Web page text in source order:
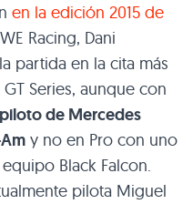
en la edición 2015 de
Racing, Dani
partida en la cita más
Series, aunque con
de Mercedes
y no en Pro con uno
Black Falcon.
pilota Miguel